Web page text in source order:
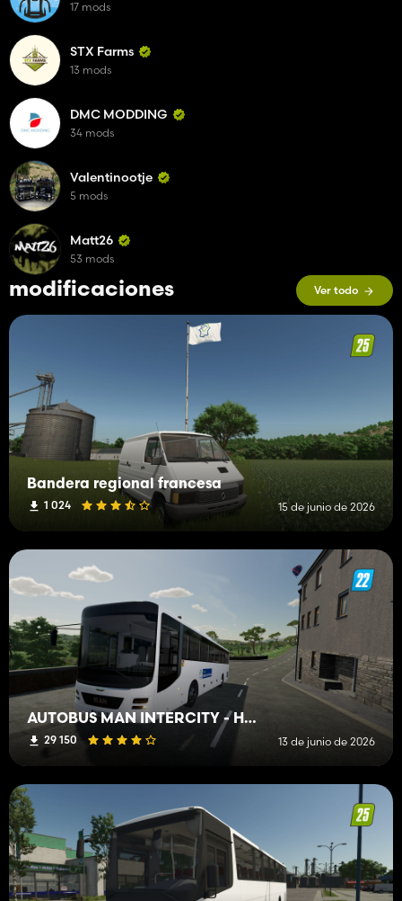
Enjoy 🤗
I like the haters, but they don't like me 🥱
modificaciones Ver todo
Bandera regional francesa
1 024 15 de junio de 2026
AUTOBÚS MAN INTERCITY - HAUTS-DE-FRANCE
29 150 13 de junio de 2026
17 mods
STX Farms
13 mods
DMC MODDING
34 mods
Valentinootje
5 mods
Matt26
53 mods